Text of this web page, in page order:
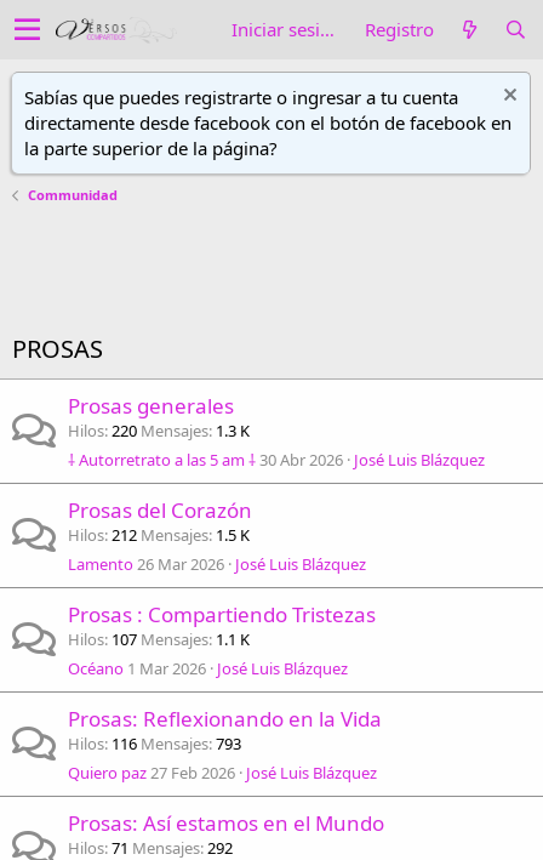
Iniciar sesión Registro
Sabías que puedes registrarte o ingresar a tu cuenta
directamente desde facebook con el botón de facebook en
la parte superior de la página?
Communidad
PROSAS
Prosas generales
Hilos 220 Mensajes 1.3 K
⸸ Autorretrato a las 5 am ⸸30 Abr 2026 José Luis Blázquez
Prosas del Corazón
Hilos 212 Mensajes 1.5 K
Lamento26 Mar 2026 José Luis Blázquez
Prosas : Compartiendo Tristezas
Hilos 107 Mensajes 1.1 K
Océano 1 Mar 2026 José Luis Blázquez
Prosas: Reflexionando en la Vida
Hilos 116 Mensajes 793
Quiero paz27 Feb 2026 José Luis Blázquez
Prosas: Así estamos en el Mundo
Hilos 71 Mensajes 292